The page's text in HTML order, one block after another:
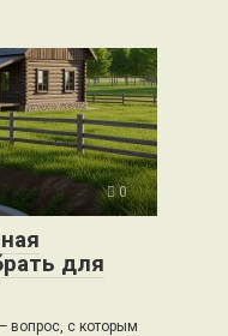
0
для
вопрос, с которым